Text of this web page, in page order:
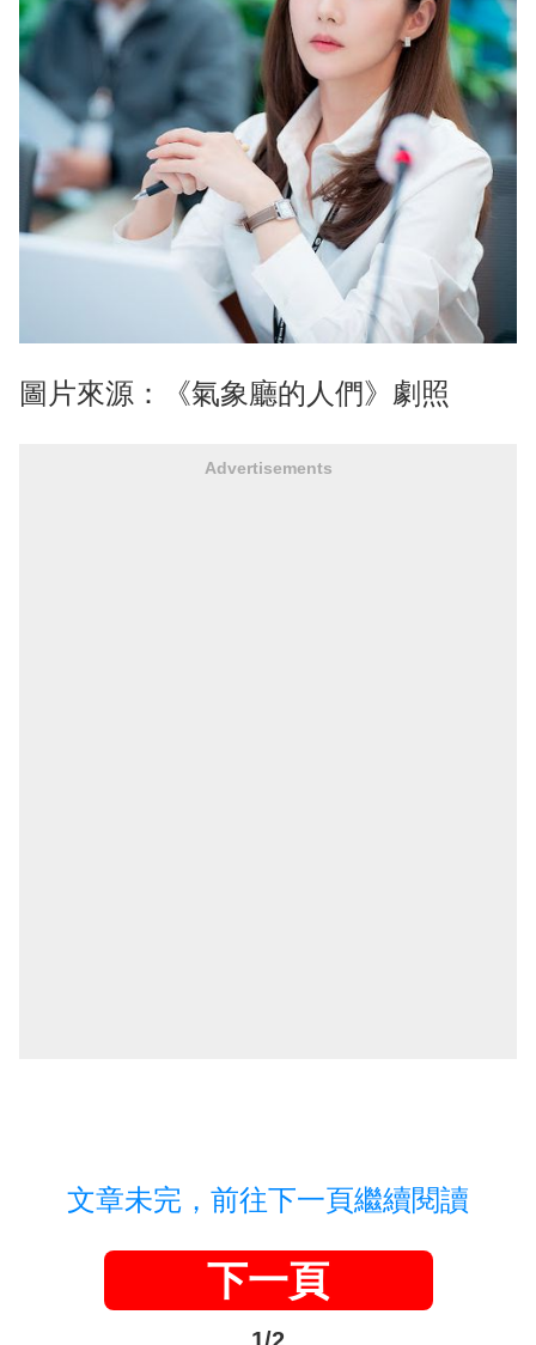
圖片來源：《氣象廳的人們》劇照
Advertisements
文章未完，前往下一頁繼續閱讀
下一頁